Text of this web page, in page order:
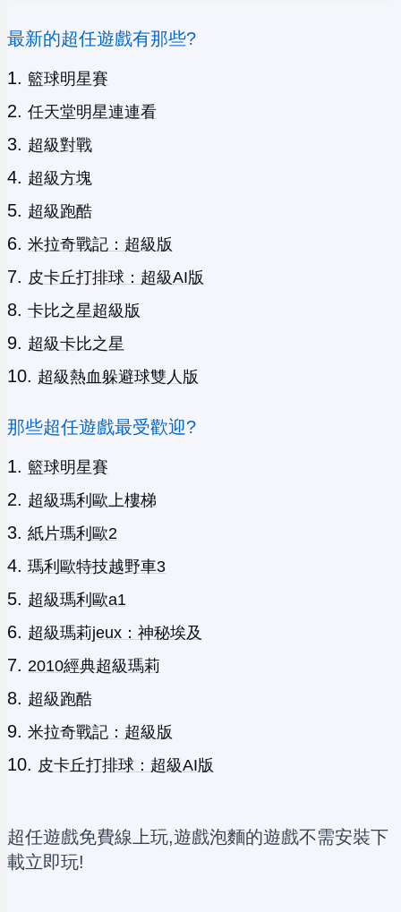
最新的超任遊戲有那些?
籃球明星賽
任天堂明星連連看
超級對戰
超級方塊
超級跑酷
米拉奇戰記：超級版
皮卡丘打排球：超級AI版
卡比之星超級版
超級卡比之星
超級熱血躲避球雙人版
那些超任遊戲最受歡迎?
籃球明星賽
超級瑪利歐上樓梯
紙片瑪利歐2
瑪利歐特技越野車3
超級瑪利歐a1
超級瑪莉jeux：神秘埃及
2010經典超級瑪莉
超級跑酷
米拉奇戰記：超級版
皮卡丘打排球：超級AI版
超任遊戲免費線上玩,遊戲泡麵的遊戲不需安裝下
載立即玩!